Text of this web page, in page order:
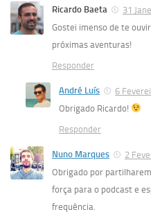
Ricardo Baeta
31
Gostei imenso de te
próximas aventuras!
Responder
André Luís
6
Obrigado Ricardo!
Responder
Nuno Marques
2
Obrigado por
força para o podcast e
frequência.